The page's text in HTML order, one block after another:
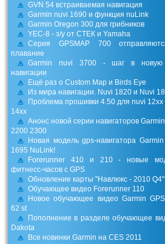
GVN 54 встраиваемая навигация
Garmin nuvi 1690 и функция nuLink
Garmin Oregon 300 для грибников
YEC-8 - з/у от СТЕК и Yamaha
Серия GPSMAP 700
плавание
Garmin nuvi 3700 - шаг в новую
навигации
Ещё раз о Custom Map и Birds Eye
Из мира навигации. Nuvi 1820 и Nuvi
Проблема прошивки 4.50 для nuvi 12xx
14xx
Анонс новой серии навигаторов
2200 2300
Новая модель gps-навигатора
1695 NuLink!
Forerunner 410 и 210 - новые
фитнесс-часов с GPS
Обновление карты "Навлюкс - 2010 Q4"
Обучающее видео Forerunner 110
Новое обучающее видео Garmin
62 st
Пополнение в разделе обучающее
Dakota
Все новинки Garmin на CES 2011